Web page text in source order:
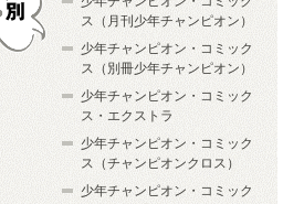
ス（月刊少年チャンピオン）
少年チャンピオン・コミック
ス（別冊少年チャンピオン）
少年チャンピオン・コミック
ス・エクストラ
少年チャンピオン・コミック
ス（チャンピオンクロス）
少年チャンピオン・コミック